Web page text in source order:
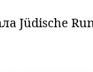
Jüdische